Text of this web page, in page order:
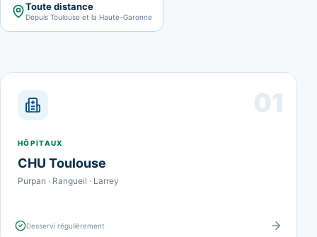
Toute distance
Depuis Toulouse et la Haute-Garonne
01
HÔPITAUX
CHU Toulouse
Purpan · Rangueil · Larrey
Desservi régulièrement